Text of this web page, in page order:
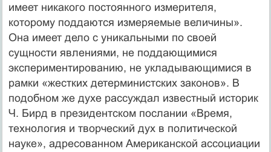
имеет никакого постоянного измерителя,
которому поддаются измеряемые величины».
Она имеет дело с уникальными по своей
сущности явлениями, не поддающимися
экспериментированию, не укладывающимися в
рамки «жестких детерминистских законов». В
подобном же духе рассуждал известный историк
Ч. Бирд в президентском послании «Время,
технология и творческий дух в политической
науке», адресованном Американской ассоциации